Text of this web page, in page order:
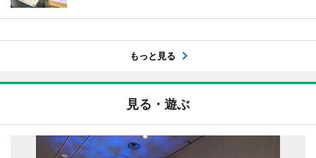
もっと見る
見る・遊ぶ